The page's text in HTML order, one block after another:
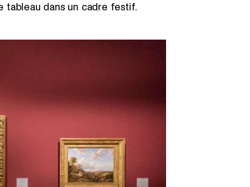
tableau dans un cadre festif.